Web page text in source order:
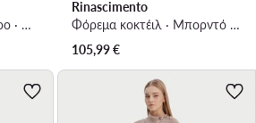
Φόρεμα κοκτέιλ · Μαύρο · Mini
Rinascimento
Φόρεμα κοκτέιλ · Μπορντό · Mini
105,99€